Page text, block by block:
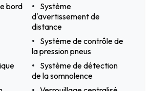
bord
Système
d'avertissement de
distance
Système de contrôle de
la pression pneus
Système de détection
de la somnolence